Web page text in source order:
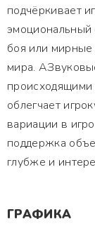
подчёркивает
боя или мирные
мира.
происходящими
облегчает
вариации в
поддержка
глубже и
ГРАФИКА